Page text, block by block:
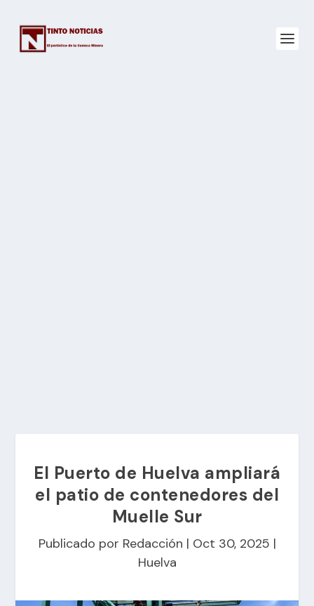
El Puerto de Huelva ampliará
el patio de contenedores del
Muelle Sur
Publicado por Redacción | Oct 30, 2025 |
Huelva